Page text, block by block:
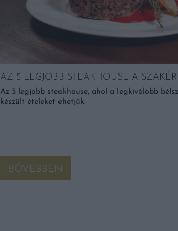
AZ 5 LEGJOBB STEAKHOUSE A
Az 5 legjobb steakhouse, ahol a legkiválóbb
készült ételeket ehetjük.
BŐVEBBEN